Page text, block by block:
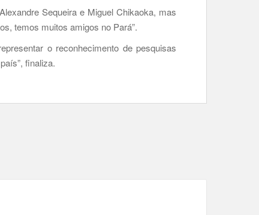
Sequeira e Miguel Chikaoka, mas
temos muitos amigos no Pará”.
o reconhecimento de pesquisas
finaliza.